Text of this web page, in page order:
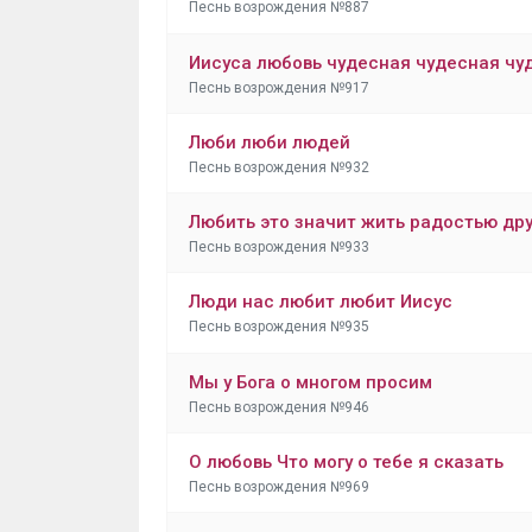
Песнь возрождения №887
Иисуса любовь чудесная чудесная
Песнь возрождения №917
Люби люби людей
Песнь возрождения №932
Любить это значит жить радостью
Песнь возрождения №933
Люди нас любит любит Иисус
Песнь возрождения №935
Мы у Бога о многом просим
Песнь возрождения №946
О любовь Что могу о тебе я сказать
Песнь возрождения №969